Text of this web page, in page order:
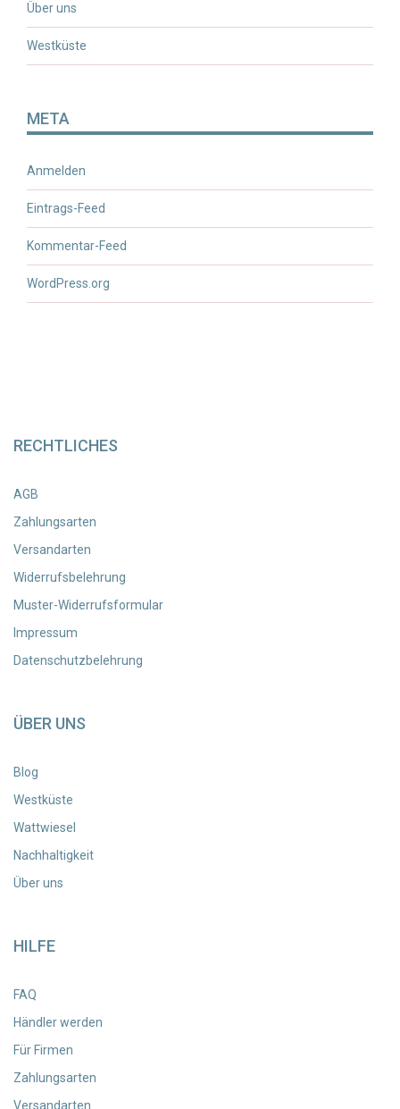
Über uns
Westküste
META
Anmelden
Eintrags-Feed
Kommentar-Feed
WordPress.org
RECHTLICHES
AGB
Zahlungsarten
Versandarten
Widerrufsbelehrung
Muster-Widerrufsformular
Impressum
Datenschutzbelehrung
ÜBER UNS
Blog
Westküste
Wattwiesel
Nachhaltigkeit
Über uns
HILFE
FAQ
Händler werden
Für Firmen
Zahlungsarten
Versandarten